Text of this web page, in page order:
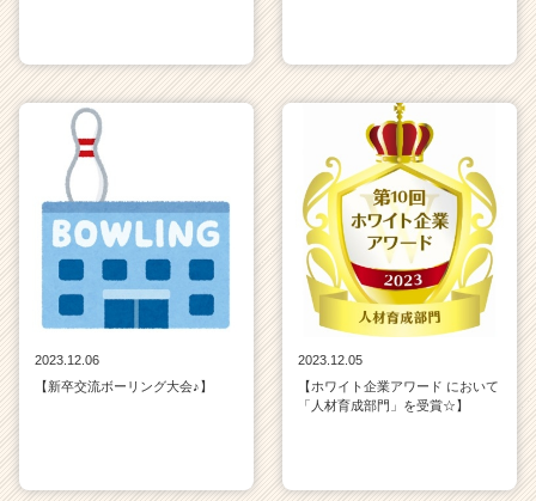
2023.12.06
【新卒交流ボーリング大会♪】
2023.12.05
【ホワイト企業アワード において
「人材育成部門」を受賞☆】